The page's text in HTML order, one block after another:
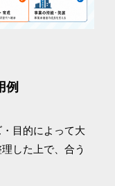
例
目的によって大
した上で、合う